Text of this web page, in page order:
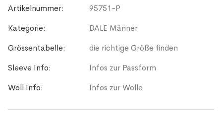
Artikelnummer:
95751-P
Kategorie:
DALE Männer
Grössentabelle:
die richtige Größe finden
Sleeve Info:
Infos zur Passform
Woll Info:
Infos zur Wolle